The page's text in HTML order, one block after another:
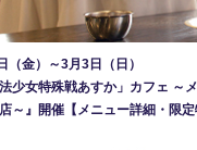
（金）～3月3日（日）
法少女特殊戦あすか」カフェ ～
～』開催【メニュー詳細・限